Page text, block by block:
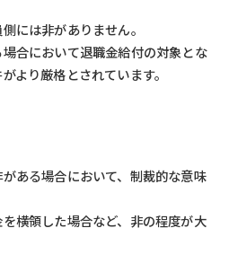
には非がありません。
合において退職金給付の対象とな
より厳格とされています。
ある場合において、制裁的な意味
横領した場合など、非の程度が大